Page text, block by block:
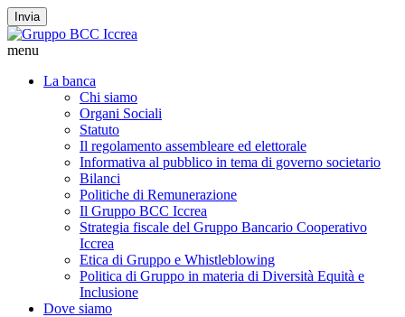
Invia
menu
La banca
Chi siamo
Organi Sociali
Statuto
Il regolamento assembleare ed elettorale
Informativa al pubblico in tema di governo societario
Bilanci
Politiche di Remunerazione
Il Gruppo BCC Iccrea
Strategia fiscale del Gruppo Bancario Cooperativo
Iccrea
Etica di Gruppo e Whistleblowing
Politica di Gruppo in materia di Diversità Equità e
Inclusione
Dove siamo